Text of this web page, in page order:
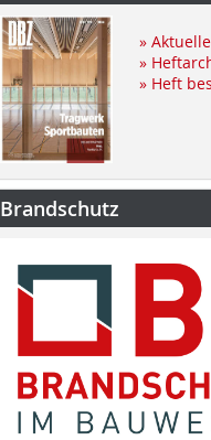
»
»
» Heft
Brandschutz